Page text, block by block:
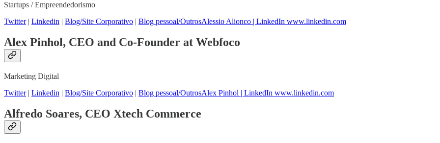
Startups / Empreendedorismo
Twitter| Linkedin | Blog/Site Corporativo | Blog pessoal/OutrosAlessio Alionco | LinkedIn www.linkedin.com
Alex Pinhol, CEO and Co-Founder at Webfoco
Marketing Digital
Twitter| Linkedin | Blog/Site Corporativo | Blog pessoal/OutrosAlex Pinhol | LinkedIn www.linkedin.com
Alfredo Soares, CEO Xtech Commerce